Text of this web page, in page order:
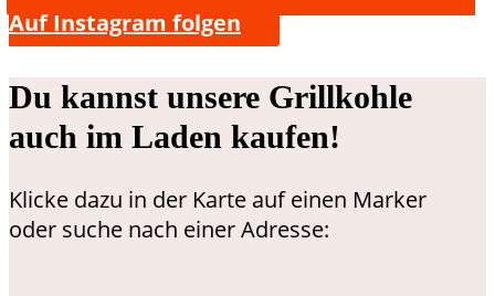
Auf Instagram folgen
Du kannst unsere Grillkohle
auch im Laden kaufen!
Klicke dazu in der Karte auf einen Marker
oder suche nach einer Adresse: